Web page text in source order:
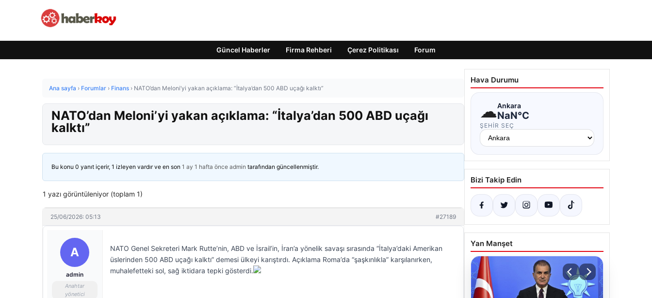
Güncel Haberler Firma Rehberi Çerez Politikası Forum
Ana sayfa › Forumlar › Finans › NATO’dan Meloni’yi yakan açıklama: “İtalya’dan 500 ABD uçağı kalktı”
NATO’dan Meloni’yi yakan açıklama: “İtalya’dan 500 ABD uçağı
kalktı”
Bu konu 0 yanıt içerir, 1 izleyen vardır ve en son 1 ay 1 hafta önce admin tarafından güncellenmiştir.
1 yazı görüntüleniyor (toplam 1)
25/06/2026: 05:13 #27189
A
admin
Anahtar
yönetici
NATO Genel Sekreteri Mark Rutte’nin, ABD ve İsrail’in, İran’a yönelik savaşı sırasında “İtalya’daki Amerikan
üslerinden 500 ABD uçağı kalktı” demesi ülkeyi karıştırdı. Açıklama Roma’da “şaşkınlıkla” karşılanırken,
muhalefetteki sol, sağ iktidara tepki gösterdi.
Hava Durumu
☁Ankara
NaN°C
ŞEHIR SEÇ
Bizi Takip Edin
Yan Manşet